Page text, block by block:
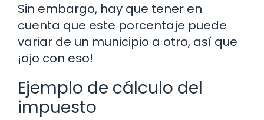
Sin embargo, hay que tener en
cuenta que este porcentaje puede
variar de un municipio a otro, así que
¡ojo con eso!
Ejemplo de cálculo del
impuesto